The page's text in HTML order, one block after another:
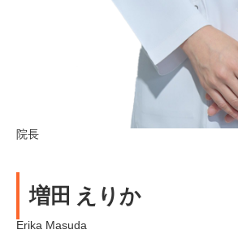
院長
増田 えりか
Erika Masuda